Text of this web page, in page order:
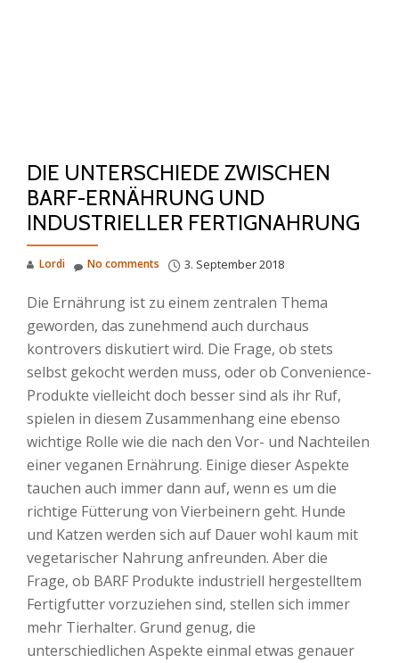
DIE UNTERSCHIEDE ZWISCHEN
BARF-ERNÄHRUNG UND
INDUSTRIELLER FERTIGNAHRUNG
Lordi 3. September 2018
No comments
Die Ernährung ist zu einem zentralen Thema
geworden, das zunehmend auch durchaus
kontrovers diskutiert wird. Die Frage, ob stets
selbst gekocht werden muss, oder ob Convenience-
Produkte vielleicht doch besser sind als ihr Ruf,
spielen in diesem Zusammenhang eine ebenso
wichtige Rolle wie die nach den Vor- und Nachteilen
einer veganen Ernährung. Einige dieser Aspekte
tauchen auch immer dann auf, wenn es um die
richtige Fütterung von Vierbeinern geht. Hunde
und Katzen werden sich auf Dauer wohl kaum mit
vegetarischer Nahrung anfreunden. Aber die
Frage, ob BARF Produkte industriell hergestelltem
Fertigfutter vorzuziehen sind, stellen sich immer
mehr Tierhalter. Grund genug, die
unterschiedlichen Aspekte einmal etwas genauer